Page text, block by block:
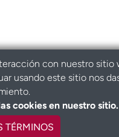
con nuestro sitio
usando este sitio nos
cookies en nuestro sitio.
TÉRMINOS